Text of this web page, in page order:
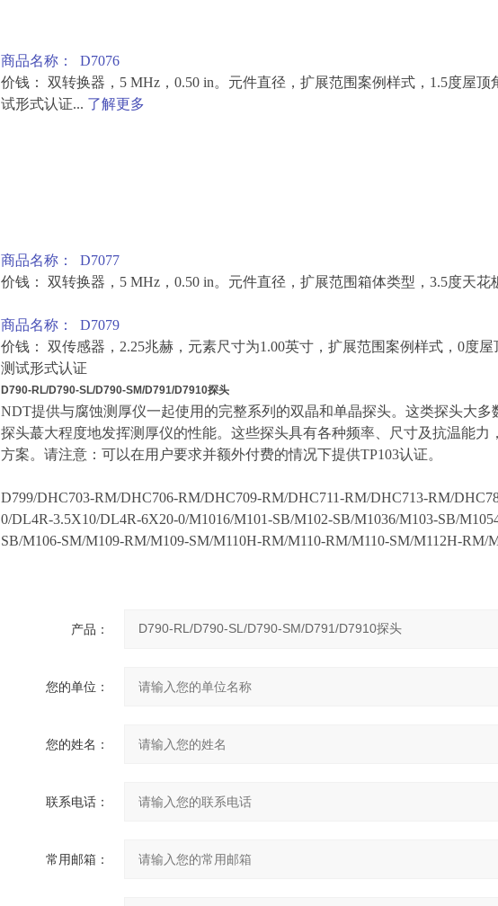
商品名称： D7076
价钱： 双转换器，5 MHz，0.50 in。元件直径，扩展范围案例样式，1.5度屋
试形式认证... 了解更多
商品名称： D7077
价钱： 双转换器，5 MHz，0.50 in。元件直径，扩展范围箱体类型，3.5度天
商品名称： D7079
价钱： 双传感器，2.25兆赫，元素尺寸为1.00英寸，扩展范围案例样式，0度
测试形式认证
D790-RL/D790-SL/D790-SM/D791/D7910探头
NDT提供与腐蚀测厚仪一起使用的完整系列的双晶和单晶探头。这类探头大
探头蕞大程度地发挥测厚仪的性能。这些探头具有各种频率、尺寸及抗温能
方案。请注意：可以在用户要求并额外付费的情况下提供TP103认证。
D799/DHC703-RM/DHC706-RM/DHC709-RM/DHC711-RM/DHC713-RM/
0/DL4R-3.5X10/DL4R-6X20-0/M1016/M101-SB/M102-SB/M1036/M103-SB/
SB/M106-SM/M109-RM/M109-SM/M110H-RM/M110-RM/M110-SM/M112H-RM/
产品：
您的单位：
您的姓名：
联系电话：
常用邮箱：